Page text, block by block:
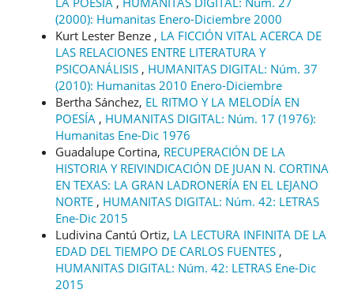
(2000): Humanitas Enero-Diciembre 2000
Kurt Lester Benze , LA FICCIÓN VITAL ACERCA DE
LAS RELACIONES ENTRE LITERATURA Y
PSICOANÁLISIS , HUMANITAS DIGITAL: Núm. 37
(2010): Humanitas 2010 Enero-Diciembre
Bertha Sánchez, EL RITMO Y LA MELODÍA EN
POESÍA , HUMANITAS DIGITAL: Núm. 17 (1976):
Humanitas Ene-Dic 1976
Guadalupe Cortina, RECUPERACIÓN DE LA
HISTORIA Y REIVINDICACIÓN DE JUAN N. CORTINA
EN TEXAS: LA GRAN LADRONERÍA EN EL LEJANO
NORTE , HUMANITAS DIGITAL: Núm. 42: LETRAS
Ene-Dic 2015
Ludivina Cantú Ortiz, LA LECTURA INFINITA DE LA
EDAD DEL TIEMPO DE CARLOS FUENTES ,
HUMANITAS DIGITAL: Núm. 42: LETRAS Ene-Dic
2015